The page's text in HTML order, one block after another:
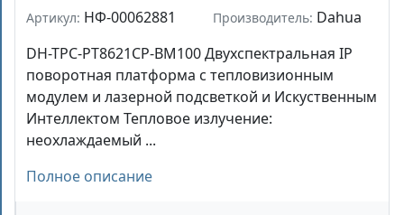
Артикул: НФ-00062881 Производитель: Dahua
DH-TPC-PT8621CP-BM100 Двухспектральная IP
поворотная платформа с тепловизионным
модулем и лазерной подсветкой и Искуственным
Интеллектом Тепловое излучение:
неохлаждаемый ...
Полное описание